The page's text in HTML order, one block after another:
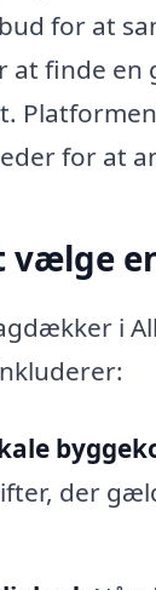
for at
at finde
for at
vælge
i
der